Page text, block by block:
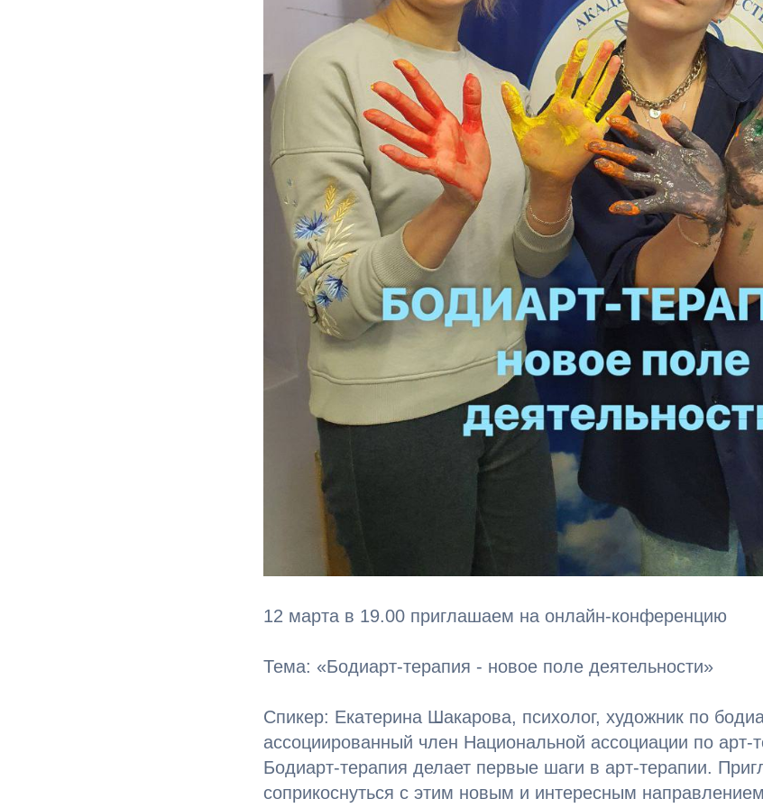
12 марта в 19.00 приглашаем на онлайн-конференцию
Тема: «Бодиарт-терапия - новое поле деятельности»
Спикер: Екатерина Шакарова, психолог, художник по
ассоциированный член Национальной ассоциации по арт-
Бодиарт-терапия делает первые шаги в арт-терапии.
соприкоснуться с этим новым и интересным направлением